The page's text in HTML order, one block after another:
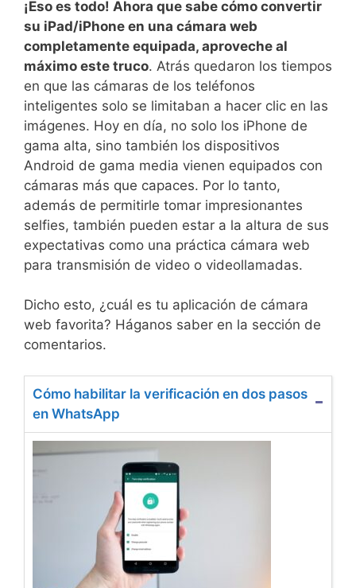
¡Eso es todo! Ahora que sabe cómo convertir
su iPad/iPhone en una cámara web
completamente equipada, aproveche al
máximo este truco. Atrás quedaron los tiempos
en que las cámaras de los teléfonos
inteligentes solo se limitaban a hacer clic en las
imágenes. Hoy en día, no solo los iPhone de
gama alta, sino también los dispositivos
Android de gama media vienen equipados con
cámaras más que capaces. Por lo tanto,
además de permitirle tomar impresionantes
selfies, también pueden estar a la altura de sus
expectativas como una práctica cámara web
para transmisión de video o videollamadas.
Dicho esto, ¿cuál es tu aplicación de cámara
web favorita? Háganos saber en la sección de
comentarios.
Cómo habilitar la verificación en dos pasos
en WhatsApp